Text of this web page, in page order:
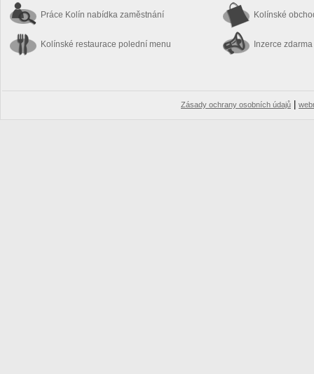
Práce Kolín nabídka zaměstnání
Kolínské restaurace polední menu
Kolínské
Inzerce zdarma
Zásady ochrany osobních údajů